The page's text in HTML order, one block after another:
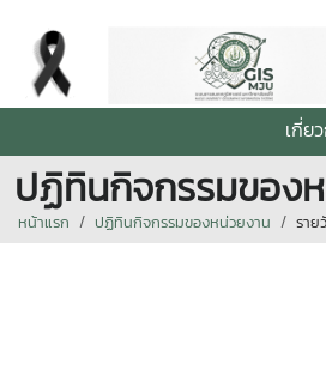
เกี่ย
ปฏิทินกิจกรรมของ
หน้าแรก ปฏิทินกิจกรรมของหน่วยงาน ราย